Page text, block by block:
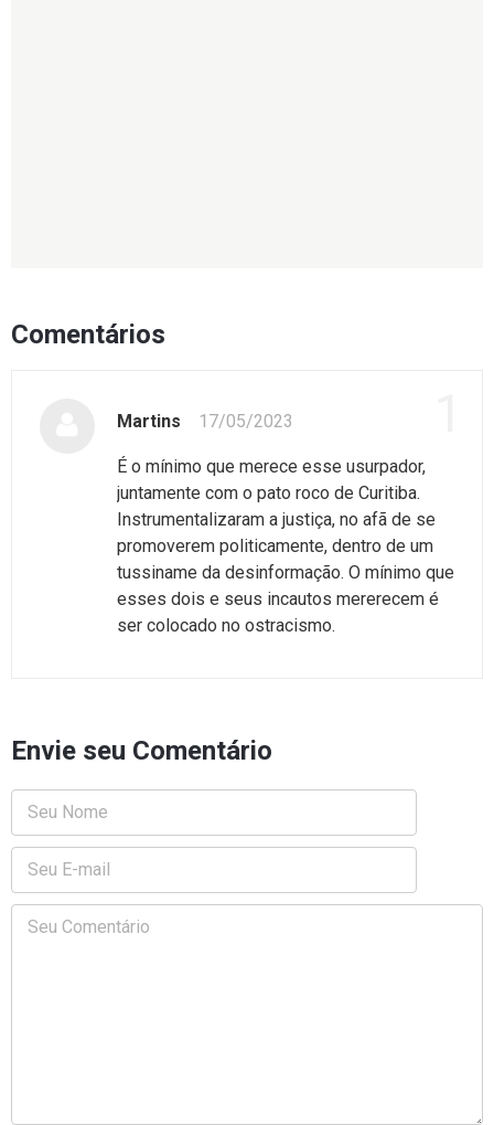
Comentários
Martins 17/05/2023
É o mínimo que merece esse usurpador,
juntamente com o pato roco de Curitiba.
Instrumentalizaram a justiça, no afã de se
promoverem politicamente, dentro de um
tussiname da desinformação. O mínimo que
esses dois e seus incautos mererecem é
ser colocado no ostracismo.
Envie seu Comentário